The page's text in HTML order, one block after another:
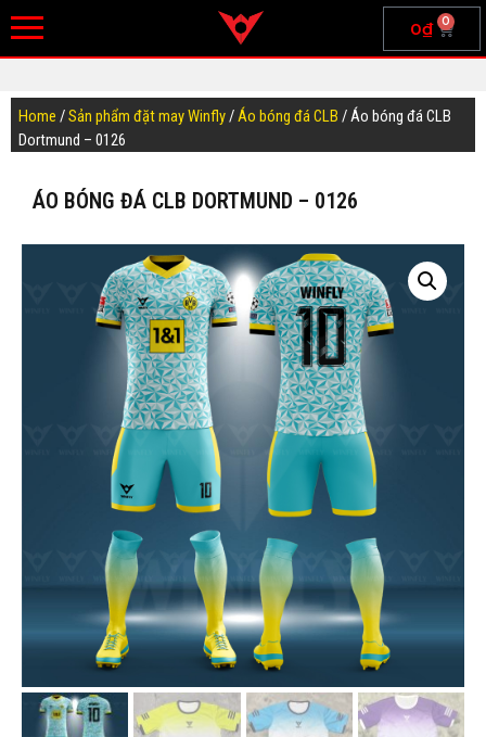
0₫ 0
Home /Sản phẩm đặt may Winfly/Áo bóng đá CLB / Áo bóng đá CLB
Dortmund – 0126
ÁO BÓNG ĐÁ CLB DORTMUND – 0126